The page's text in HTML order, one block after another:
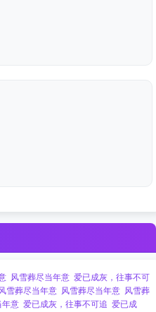
风雪葬尽当年意 爱已成灰，往事不可
风雪葬尽当年意 风雪葬尽当年意 风雪葬
年意 爱已成灰，往事不可追 爱已成